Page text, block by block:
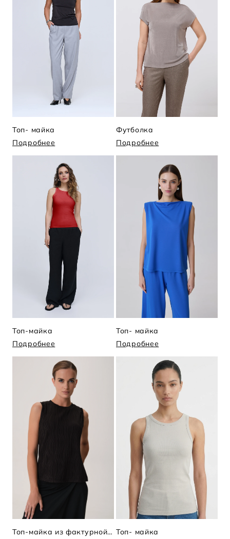
Топ- майка
Подробнее
Футболка
Подробнее
Топ-майка
Подробнее
Топ- майка
Подробнее
Топ-майка из фактурной ткани Топ- майка